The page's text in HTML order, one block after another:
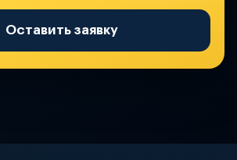
Оставить заявку